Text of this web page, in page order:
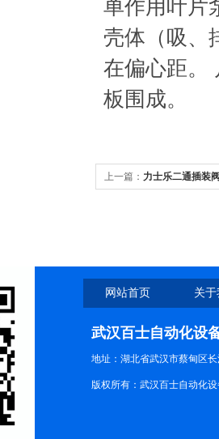
单作用叶片
壳体（吸、
在偏心距。
板围成。
上一篇： 力士乐二通插装
网站首页 关
武汉百士自动化设
地址：湖北省武汉市蔡甸区
版权所有：武汉百士自动化